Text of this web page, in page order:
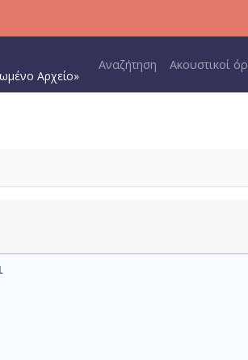
Αρχείο»
Main navigation
Αναζήτηση Ακουστικοί